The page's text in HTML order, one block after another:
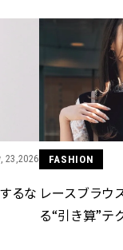
23,2026
るな
FASHION
レースブラウ
る“引き算”テ
い毎日に「うるおいター
。新【SOFINA BASIC＋】
入れでうるおってなめら
肌を目指す | CLASSY.[クラッ
BEAUTY Jul, 13, 2026
に仕込む「ヘアケア家
3選 | CLASSY.[クラッシィ]